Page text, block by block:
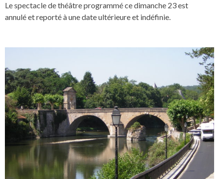
Le spectacle de théâtre programmé ce dimanche 23 est
annulé et reporté à une date ultérieure et indéfinie.